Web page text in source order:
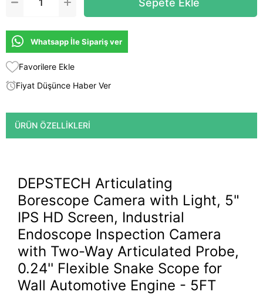
Whatsapp İle Sipariş ver
Favorilere Ekle
Fiyat Düşünce Haber Ver
ÜRÜN ÖZELLIKLERI
DEPSTECH Articulating
Borescope Camera with Light, 5"
IPS HD Screen, Industrial
Endoscope Inspection Camera
with Two-Way Articulated Probe,
0.24'' Flexible Snake Scope for
Wall Automotive Engine - 5FT